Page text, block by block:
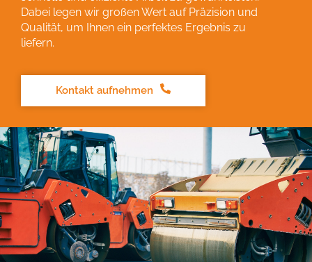
Dabei legen wir großen Wert auf Präzision und
Qualität, um Ihnen ein perfektes Ergebnis zu
liefern.
Kontakt aufnehmen